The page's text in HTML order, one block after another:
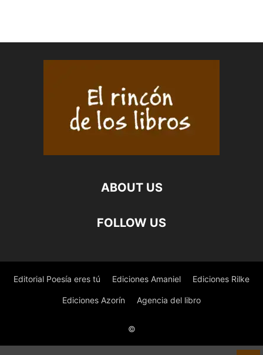
ABOUT US
FOLLOW US
Editorial Poesía eres tú Ediciones Amaniel Ediciones Rilke
Ediciones Azorín Agencia del libro
©